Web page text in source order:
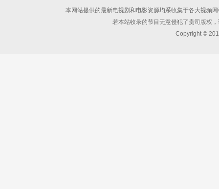
本网站提供的最新电视剧和电影资源均系收集于各大视频
若本站收录的节目无意侵犯了贵司版权
Copyright ©